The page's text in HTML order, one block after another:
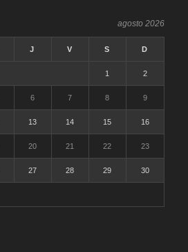
agosto 2026
J V S D
1 2
6 7 8 9
13 14 15 16
20 21 22 23
27 28 29 30